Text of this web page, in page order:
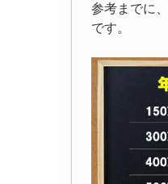
参考までに、
です。